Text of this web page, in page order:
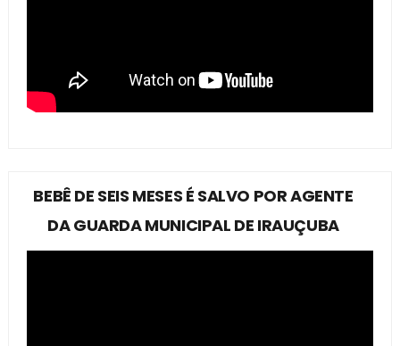
BEBÊ DE SEIS MESES É SALVO POR AGENTE
DA GUARDA MUNICIPAL DE IRAUÇUBA